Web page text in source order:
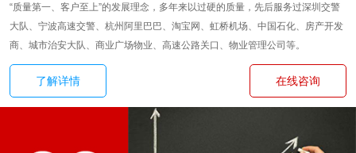
“质量第一、客户至上”的发展理念，多年来以过硬的质量，先后服务过深圳交警
大队、宁波高速交警、杭州阿里巴巴、淘宝网、虹桥机场、中国石化、房产开发
商、城市治安大队、商业广场物业、高速公路关口、物业管理公司等。
了解详情 在线咨询